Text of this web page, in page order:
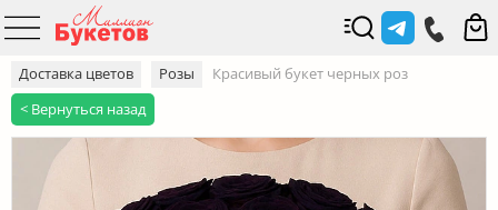
Доставка цветов Розы
Красивый букет черных роз
< Вернуться назад